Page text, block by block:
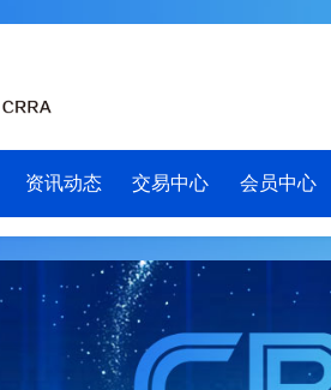
资讯动态 交易中心 会员中心